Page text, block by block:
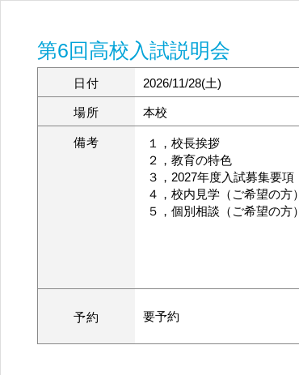
第6回高校入試説明会
日付 2026/11/28(土)
場所 本校
備考
１，校長挨拶
２，教育の特色
３，2027年度入試募集要項
４，校内見学（ご希望の方）
５，個別相談（ご希望の方）
予約 要予約